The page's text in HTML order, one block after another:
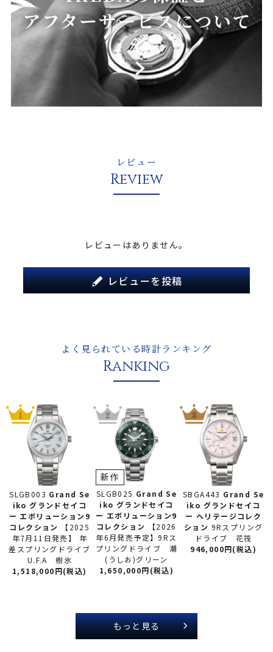
レビュー
Review
レビューはありません。
レビューを投稿
よく見られている時計ランキング
Ranking
SLGB003 Grand Se
iko グランドセイコ
ー エボリューション9
コレクション
【2025
年7月11日発売】 年
差スプリングドライブ
U.F.A 樹氷
1,518,000円(税込)
SLGB025 Grand Se
iko グランドセイコ
ー エボリューション9
コレクション
【2026
年6月発売予定】9Rス
プリングドライブ 潮
(うしお)グリーン
新作
1,650,000円(税込)
SBGA443 Grand Se
iko グランドセイコ
ー ヘリテージコレク
ション 9Rスプリング
ドライブ 花筏
946,000円(税込)
もっと見る